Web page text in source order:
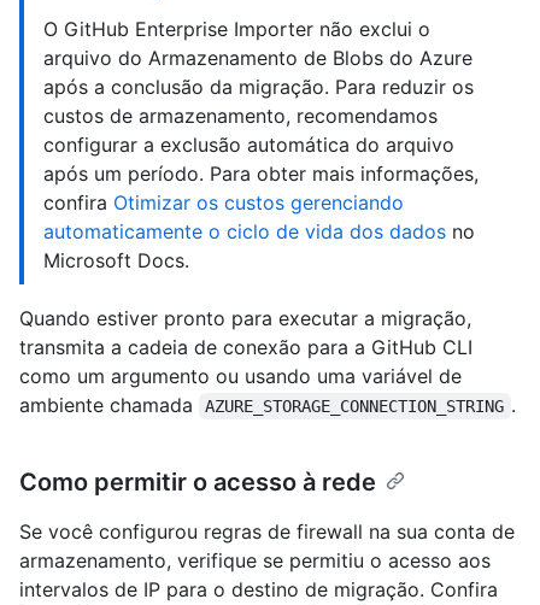
O GitHub Enterprise Importer não exclui o
arquivo do Armazenamento de Blobs do Azure
após a conclusão da migração. Para reduzir os
custos de armazenamento, recomendamos
configurar a exclusão automática do arquivo
após um período. Para obter mais informações,
confira Otimizar os custos gerenciando
automaticamente o ciclo de vida dos dados no
Microsoft Docs.
Quando estiver pronto para executar a migração,
transmita a cadeia de conexão para a GitHub CLI
como um argumento ou usando uma variável de
ambiente chamada
AZURE_STORAGE_CONNECTION_STRING .
Como permitir o acesso à rede
Se você configurou regras de firewall na sua conta de
armazenamento, verifique se permitiu o acesso aos
intervalos de IP para o destino de migração. Confira